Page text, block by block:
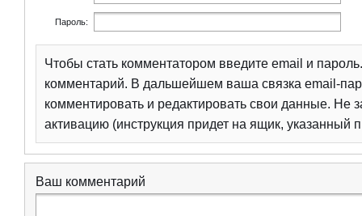
Пароль:
Чтобы стать комментатором введите email и
комментарий. В дальшейшем ваша связка email-
комментировать и редактировать свои данные. Не
активацию (инструкция придет на ящик, указанный
Ваш комментарий